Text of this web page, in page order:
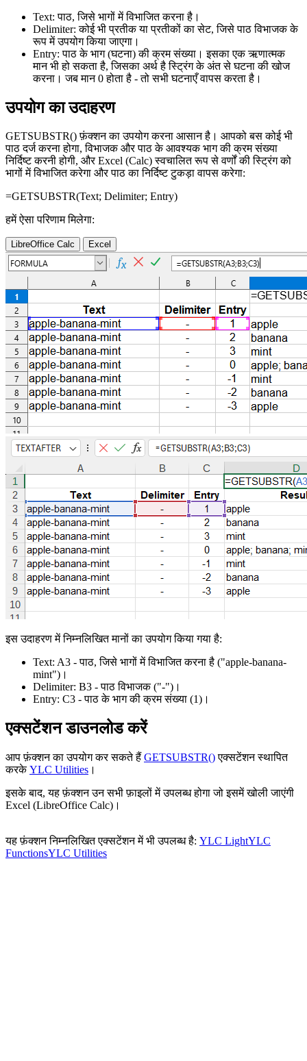
Text: पाठ, जिसे भागों में विभाजित करना है।
Delimiter: कोई भी प्रतीक या प्रतीकों का सेट, जिसे पाठ विभाजक के
रूप में उपयोग किया जाएगा।
Entry: पाठ के भाग (घटना) की क्रम संख्या। इसका एक ऋणात्मक
मान भी हो सकता है, जिसका अर्थ है स्ट्रिंग के अंत से घटना की खोज
करना। जब मान 0 होता है - तो सभी घटनाएँ वापस करता है।
उपयोग का उदाहरण
GETSUBSTR() फ़ंक्शन का उपयोग करना आसान है। आपको बस कोई भी
पाठ दर्ज करना होगा, विभाजक और पाठ के आवश्यक भाग की क्रम संख्या
निर्दिष्ट करनी होगी, और Excel (Calc) स्वचालित रूप से वर्णों की स्ट्रिंग को
भागों में विभाजित करेगा और पाठ का निर्दिष्ट टुकड़ा वापस करेगा:
=GETSUBSTR(Text; Delimiter; Entry)
हमें ऐसा परिणाम मिलेगा:
LibreOffice Calc Excel
इस उदाहरण में निम्नलिखित मानों का उपयोग किया गया है:
Text: A3 - पाठ, जिसे भागों में विभाजित करना है ("apple-banana-
mint") ।
Delimiter: B3 - पाठ विभाजक("-") ।
Entry: C3 - पाठ के भाग की क्रम संख्या (1) ।
एक्सटेंशन डाउनलोड करें
आप फ़ंक्शन का उपयोग कर सकते हैं GETSUBSTR()एक्सटेंशन स्थापित
करकेYLC Utilities ।
इसके बाद, यह फ़ंक्शन उन सभी फ़ाइलों में उपलब्ध होगा जो इसमें खोली जाएंगी
Excel (LibreOffice Calc)।
यह फ़ंक्शन निम्नलिखित एक्सटेंशन में भी उपलब्ध है: YLC LightYLC
FunctionsYLC Utilities